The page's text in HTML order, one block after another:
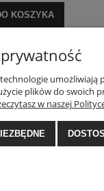
KOSZYKA
Facebooku
umożliwiają
plików do swoich
w naszej